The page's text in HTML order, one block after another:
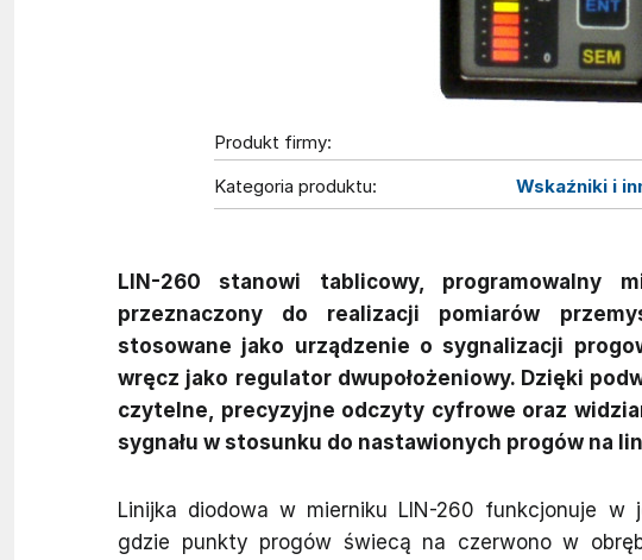
Produkt firmy:
Kategoria produktu:
Wskaźniki i
LIN-260 stanowi tablicowy, programowalny
przeznaczony do realizacji pomiarów
stosowane jako urządzenie o sygnalizacji
wręcz jako regulator dwupołożeniowy. Dzięki
czytelne, precyzyjne odczyty cyfrowe oraz
sygnału w stosunku do nastawionych progów na
Linijka diodowa w mierniku LIN-260 funkcjonuje
gdzie punkty progów świecą na czerwono w